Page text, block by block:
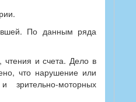
По данным ряда
чтения и счета. Дело в
что нарушение или
зрительно-моторных